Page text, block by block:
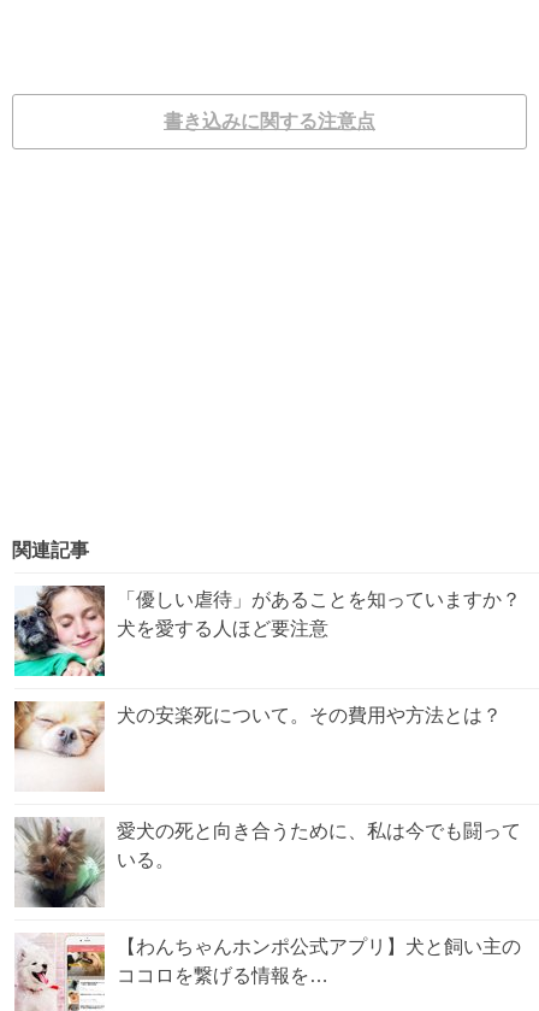
書き込みに関する注意点
関連記事
「優しい虐待」があることを知っていますか？
犬を愛する人ほど要注意
犬の安楽死について。その費用や方法とは？
愛犬の死と向き合うために、私は今でも闘って
いる。
【わんちゃんホンポ公式アプリ】犬と飼い主の
ココロを繋げる情報を…